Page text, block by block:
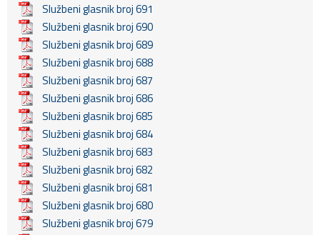
Službeni glasnik broj 691
Službeni glasnik broj 690
Službeni glasnik broj 689
Službeni glasnik broj 688
Službeni glasnik broj 687
Službeni glasnik broj 686
Službeni glasnik broj 685
Službeni glasnik broj 684
Službeni glasnik broj 683
Službeni glasnik broj 682
Službeni glasnik broj 681
Službeni glasnik broj 680
Službeni glasnik broj 679